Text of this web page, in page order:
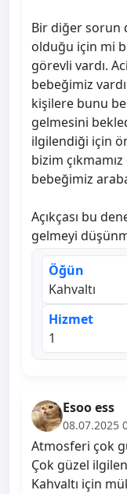
Bir diğer sorun
olduğu için mi
görevli vardı.
bebeğimiz
kişilere bunu
gelmesini
ilgilendiği için
bizim
bebeğimiz
Açıkçası bu
gelmeyi
Öğün
Kahvaltı
Hizmet
1
Esoo ess
08.07.2025
Atmosferi çok
Çok güzel
Kahvaltı için